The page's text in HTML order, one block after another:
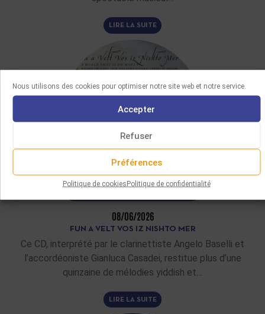
Nous utilisons des cookies pour optimiser notre site web et notre service.
Accepter
Refuser
Préférences
Politique de cookiesPolitique de confidentialité
LIRE LA SUITE
08/06/2026
FUN A VELT VOS IZ NISHTO MER
Ce CD, interprété par le clarinettiste Angelo Baselli et
l’accordéoniste Gianluca Casadei, restitue plus d’une
quinzaine de mélodies yiddish et…
LIRE LA SUITE